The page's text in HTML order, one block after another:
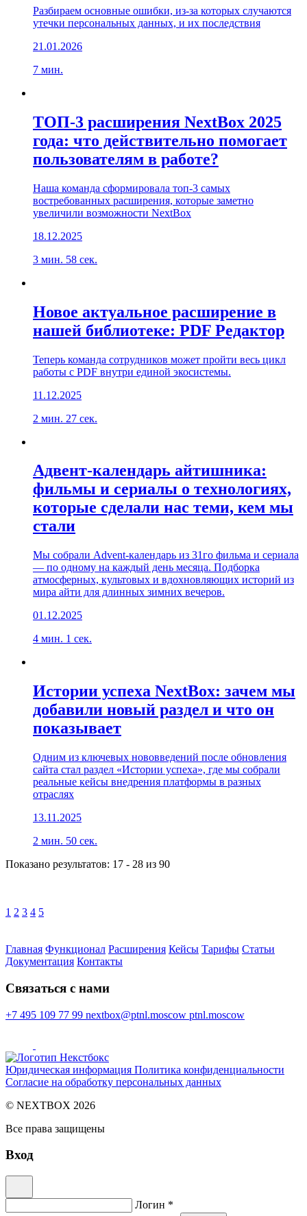
Разбираем основные ошибки, из-за которых случаются
утечки персональных данных, и их последствия
21.01.2026
7 мин.
ТОП-3 расширения NextBox 2025
года: что действительно помогает
пользователям в работе?
Наша команда сформировала топ-3 самых
востребованных расширения, которые заметно
увеличили возможности NextBox
18.12.2025
3 мин. 58 сек.
Новое актуальное расширение в
нашей библиотеке: PDF Редактор
Теперь команда сотрудников может пройти весь цикл
работы с PDF внутри единой экосистемы.
11.12.2025
2 мин. 27 сек.
Адвент-календарь айтишника:
фильмы и сериалы о технологиях,
которые сделали нас теми, кем мы
стали
Мы собрали Advent-календарь из 31го фильма и сериала
— по одному на каждый день месяца. Подборка
атмосферных, культовых и вдохновляющих историй из
мира айти для длинных зимних вечеров.
01.12.2025
4 мин. 1 сек.
Истории успеха NextBox: зачем мы
добавили новый раздел и что он
показывает
Одним из ключевых нововведений после обновления
сайта стал раздел «Истории успеха», где мы собрали
реальные кейсы внедрения платформы в разных
отраслях
13.11.2025
2 мин. 50 сек.
Показано результатов: 17 - 28 из 90
1 2 3 4 5
Главная Функционал Расширения Кейсы Тарифы Статьи
Документация Контакты
Cвязаться с нами
+7 495 109 77 99 nextbox@ptnl.moscow ptnl.moscow
Юридическая информация Политика конфиденциальности
Согласие на обработку персональных данных
© NEXTBOX 2026
Все права защищены
Вход
Логин *